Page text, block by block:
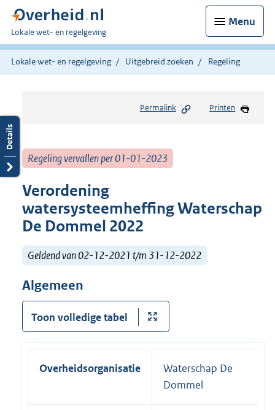
Menu
U
bent
hier:
Lokale wet- en regelgeving
Lokale wet- en regelgeving Uitgebreid zoeken Regeling
Permalink Printen
Regeling vervallen per 01-01-2023
Verordening
watersysteemheffing Waterschap
De Dommel 2022
Geldend van 02-12-2021 t/m 31-12-2022
Algemeen
Toon volledige tabel
Overheidsorganisatie
Waterschap De
Dommel